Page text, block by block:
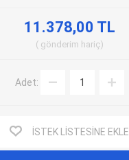
11.378,00 TL
gönderim hariç
Adet:
İSTEK LISTESINE EKLE